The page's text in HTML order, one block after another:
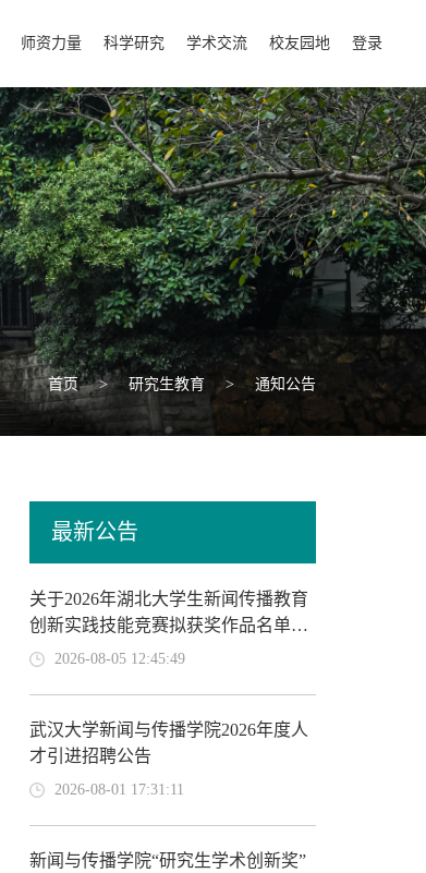
师资力量 科学研究 学术交流 校友园地 登录
首页 > 研究生教育 > 通知公告
最新公告
关于2026年湖北大学生新闻传播教育
创新实践技能竞赛拟获奖作品名单的
公示2026-08-05 12:45:49
武汉大学新闻与传播学院2026年度人
才引进招聘公告
2026-08-01 17:31:11
新闻与传播学院“研究生学术创新奖”